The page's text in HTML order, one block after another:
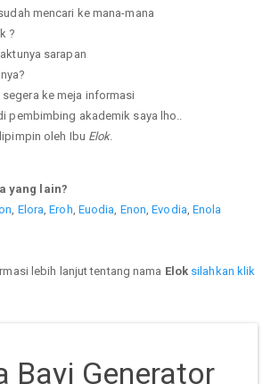
mencari ke mana-mana
?
sarapan
ke meja informasi
pembimbing akademik saya lho..
oleh Ibu Elok.
yang lain?
Elora ,Eroh Euodia Enon ,Evodia ,Enola
lebih lanjut tentang nama Elok silahkan klik
Bayi Generator